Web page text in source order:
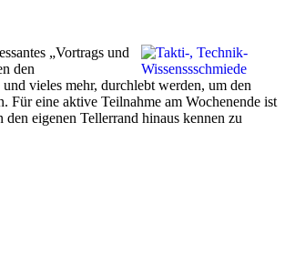
„Vortrags und
den
vieles mehr, durchlebt werden, um den
Für eine aktive Teilnahme am Wochenende ist
eigenen Tellerrand hinaus kennen zu